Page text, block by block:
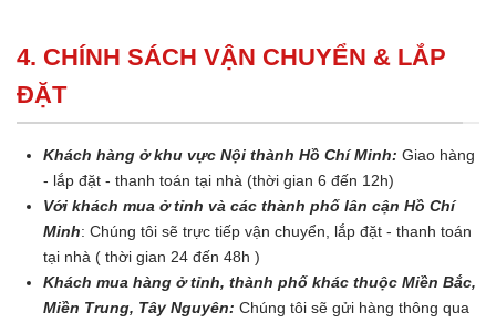
4. CHÍNH SÁCH VẬN CHUYỂN & LẮP
ĐẶT
Khách hàng ở khu vực Nội thành Hồ Chí Minh: Giao hàng
- lắp đặt - thanh toán tại nhà (thời gian 6 đến 12h)
Với khách mua ở tỉnh và các thành phố lân cận Hồ Chí
Minh: Chúng tôi sẽ trực tiếp vận chuyển, lắp đặt - thanh toán
tại nhà ( thời gian 24 đến 48h )
Khách mua hàng ở tỉnh, thành phố khác thuộc Miền Bắc,
Miền Trung, Tây Nguyên: Chúng tôi sẽ gửi hàng thông qua